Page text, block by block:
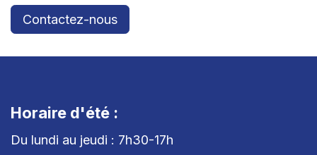
Contactez-nous
Horaire d'été :
Du lundi au jeudi : 7h30-17h